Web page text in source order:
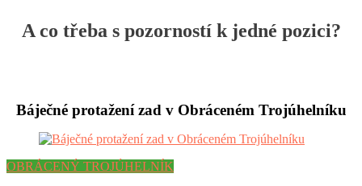
A co třeba s pozorností k jedné pozici?
Báječné protažení zad v Obráceném Trojúhelníku
OBRÁCENÝ TROJÚHELNÍK